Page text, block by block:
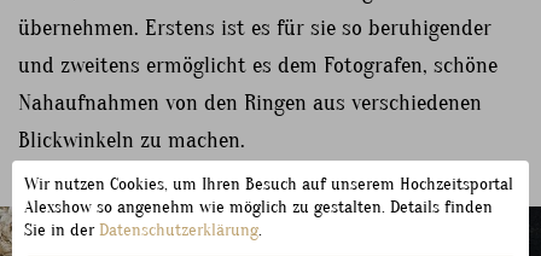
übernehmen. Erstens ist es für sie so beruhigender
und zweitens ermöglicht es dem Fotografen, schöne
Nahaufnahmen von den Ringen aus verschiedenen
Blickwinkeln zu machen.
Wir nutzen Cookies, um Ihren Besuch auf unserem Hochzeitsportal
Alexshow so angenehm wie möglich zu gestalten. Details finden
Sie in derDatenschutzerklärung.